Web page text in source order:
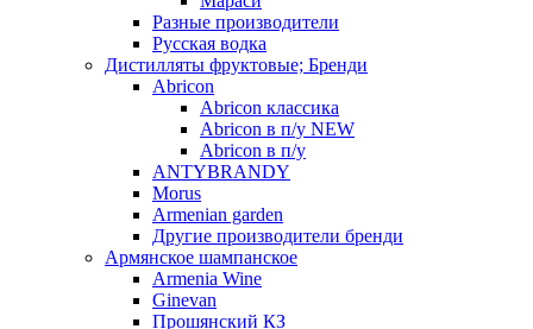
Разные производители
Русская водка
Дистилляты фруктовые; Бренди
Abricon
Abricon классика
Abricon в п/у NEW
Abricon в п/у
ANTYBRANDY
Morus
Armenian garden
Другие производители бренди
Армянское шампанское
Armenia Wine
Ginevan
Прошянский КЗ